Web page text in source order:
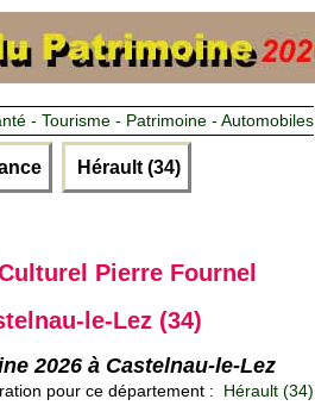
- Tourisme - Patrimoine - Automobiles
Hérault (34)
Pierre Fournel
le-Lez (34)
2026 à Castelnau-le-Lez
pour ce département : Hérault (34)